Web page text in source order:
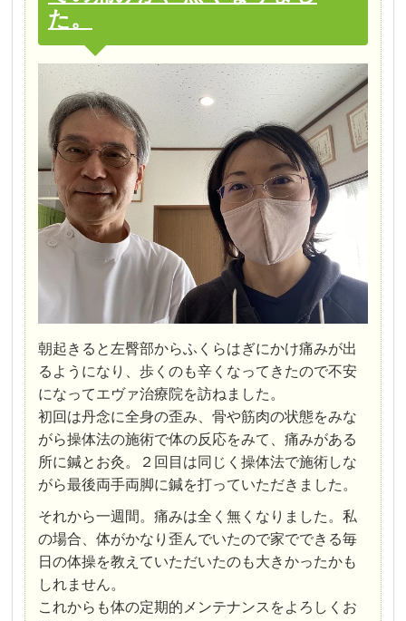
た。
朝起きると左臀部からふくらはぎにかけ痛みが出
るようになり、歩くのも辛くなってきたので不安
になってエヴァ治療院を訪ねました。
初回は丹念に全身の歪み、骨や筋肉の状態をみな
がら操体法の施術で体の反応をみて、痛みがある
所に鍼とお灸。２回目は同じく操体法で施術しな
がら最後両手両脚に鍼を打っていただきました。
それから一週間。痛みは全く無くなりました。私
の場合、体がかなり歪んでいたので家でできる毎
日の体操を教えていただいたのも大きかったかも
しれません。
これからも体の定期的メンテナンスをよろしくお